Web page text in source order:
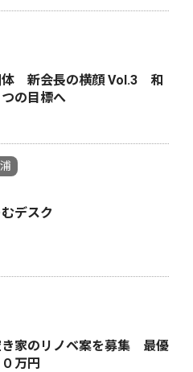
体 新会長の横顔 Vol.3 和
の目標へ
デスク
家のリノベ案を募集 最優
万円